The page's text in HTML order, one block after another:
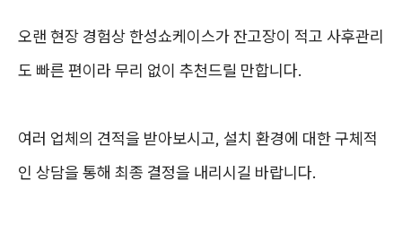
오랜 현장 경험상 한성쇼케이스가 잔고장이 적고 사후관리
도 빠른 편이라 무리 없이 추천드릴 만합니다.
여러 업체의 견적을 받아보시고, 설치 환경에 대한 구체적
인 상담을 통해 최종 결정을 내리시길 바랍니다.